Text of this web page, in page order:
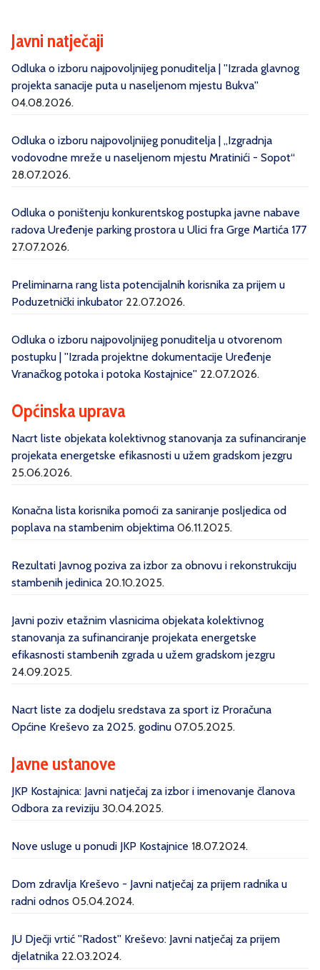
Javni natječaji
Odluka o izboru najpovoljnijeg ponuditelja | ''Izrada glavnog
projekta sanacije puta u naseljenom mjestu Bukva''
04.08.2026.
Odluka o izboru najpovoljnijeg ponuditelja | „Izgradnja
vodovodne mreže u naseljenom mjestu Mratinići - Sopot“
28.07.2026.
Odluka o poništenju konkurentskog postupka javne nabave
radova Uređenje parking prostora u Ulici fra Grge Martića 177
27.07.2026.
Preliminarna rang lista potencijalnih korisnika za prijem u
Poduzetnički inkubator 22.07.2026.
Odluka o izboru najpovoljnijeg ponuditelja u otvorenom
postupku | ''Izrada projektne dokumentacije Uređenje
Vranačkog potoka i potoka Kostajnice'' 22.07.2026.
Općinska uprava
Nacrt liste objekata kolektivnog stanovanja za sufinanciranje
projekata energetske efikasnosti u užem gradskom jezgru
25.06.2026.
Konačna lista korisnika pomoći za saniranje posljedica od
poplava na stambenim objektima 06.11.2025.
Rezultati Javnog poziva za izbor za obnovu i rekonstrukciju
stambenih jedinica 20.10.2025.
Javni poziv etažnim vlasnicima objekata kolektivnog
stanovanja za sufinanciranje projekata energetske
efikasnosti stambenih zgrada u užem gradskom jezgru
24.09.2025.
Nacrt liste za dodjelu sredstava za sport iz Proračuna
Općine Kreševo za 2025. godinu 07.05.2025.
Javne ustanove
JKP Kostajnica: Javni natječaj za izbor i imenovanje članova
Odbora za reviziju 30.04.2025.
Nove usluge u ponudi JKP Kostajnice 18.07.2024.
Dom zdravlja Kreševo - Javni natječaj za prijem radnika u
radni odnos 05.04.2024.
JU Dječji vrtić ''Radost'' Kreševo: Javni natječaj za prijem
djelatnika 22.03.2024.